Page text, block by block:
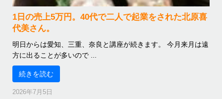
1日の売上5万円。40代で二人で起業をされた北原喜
代美さん。
明日からは愛知、三重、奈良と講座が続きます。 今月来月は遠
方に出ることが多いので ...
続きを読む
2026年7月5日